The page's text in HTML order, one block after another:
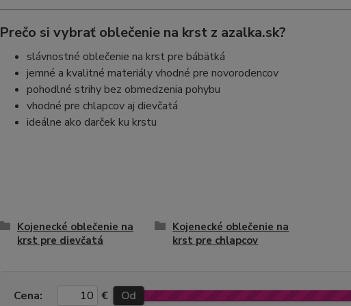
Prečo si vybrať oblečenie na krst z azalka.sk?
slávnostné oblečenie na krst pre bábätká
jemné a kvalitné materiály vhodné pre novorodencov
pohodlné strihy bez obmedzenia pohybu
vhodné pre chlapcov aj dievčatá
ideálne ako darček ku krstu
Kojenecké oblečenie na
krst pre dievčatá
Kojenecké oblečenie na
krst pre chlapcov
Cena: € Od